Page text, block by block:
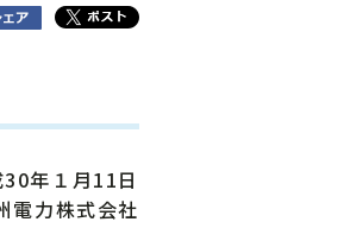
年１月11日
電力株式会社